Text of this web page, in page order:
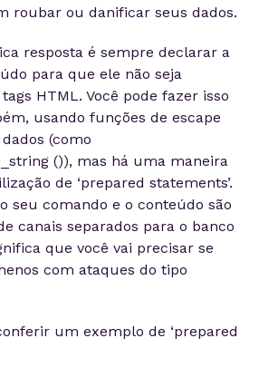
roubar ou danificar seus dados.
resposta é sempre declarar a
para que ele não seja
HTML. Você pode fazer isso
usando funções de escape
(como
()), mas há uma maneira
de ‘prepared statements’.
seu comando e o conteúdo são
canais separados para o banco
que você vai precisar se
com ataques do tipo
um exemplo de ‘prepared